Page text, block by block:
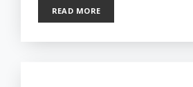
READ MORE